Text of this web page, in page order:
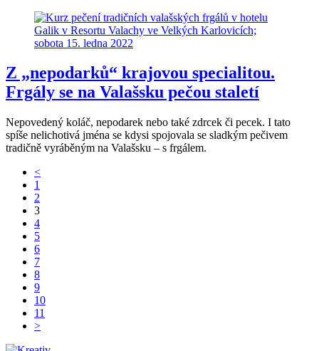
Z „nepodarků“ krajovou specialitou.
Frgály se na Valašsku pečou staletí
Nepovedený koláč, nepodarek nebo také zdrcek či pecek. I tato
spíše nelichotivá jména se kdysi spojovala se sladkým pečivem
tradičně vyráběným na Valašsku – s frgálem.
<
1
2
3
4
5
6
7
8
9
10
11
>